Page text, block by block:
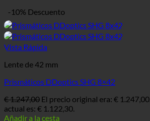
-10% Descuento
Vista Rápida
Lente de 42 mm
Prismáticos DDoptics SHG 8×42
€1.247,00 El precio original era: € 1.247,00.
actual es: € 1.122,30.
Añadir a la cesta